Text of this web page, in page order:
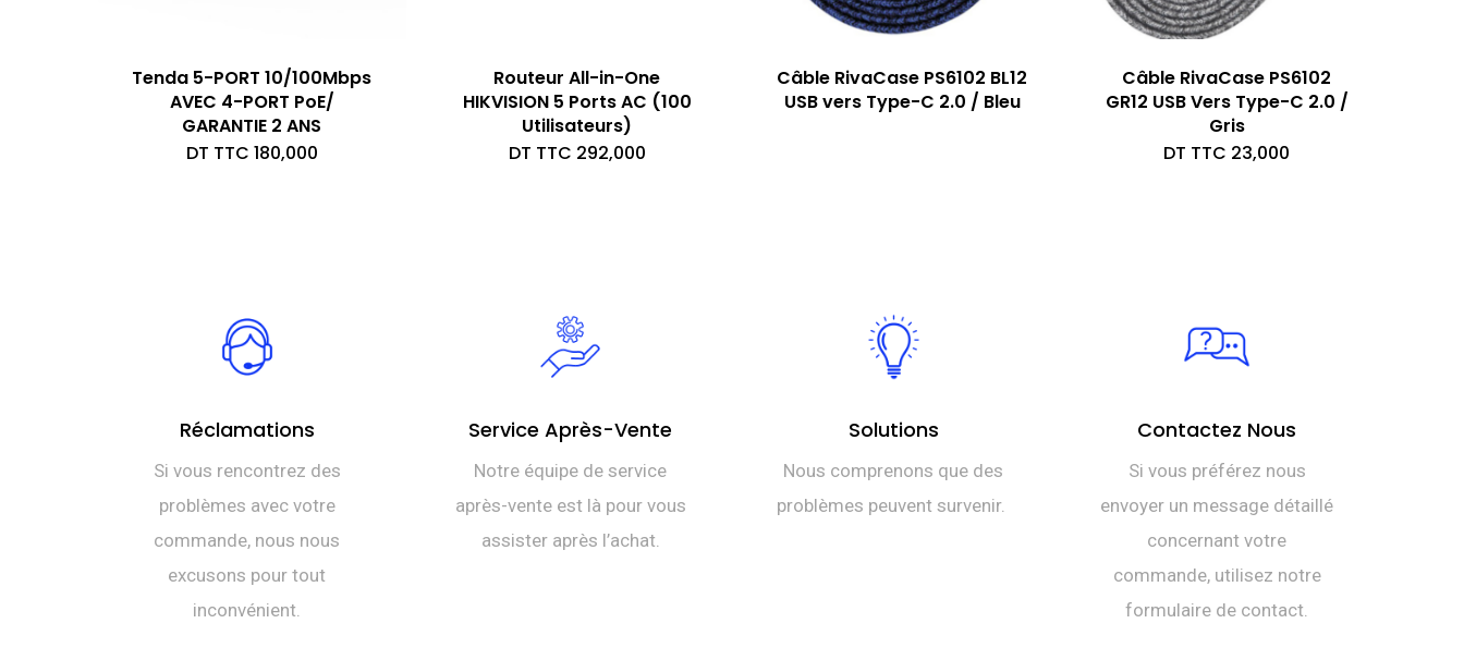
Tenda 5-PORT 10/100Mbps
AVEC 4-PORT PoE/
GARANTIE 2 ANS
DT TTC 180,000
Routeur All-in-One
HIKVISION 5 Ports AC (100
Utilisateurs)
DT TTC 292,000
Câble RivaCase PS6102 BL12
USB vers Type-C 2.0 / Bleu
Câble RivaCase PS6102
GR12 USB Vers Type-C 2.0 /
Gris
DT TTC 23,000
Réclamations
Si vous rencontrez des
problèmes avec votre
commande, nous nous
excusons pour tout
inconvénient.
Service Après-Vente
Notre équipe de service
après-vente est là pour vous
assister après l’achat.
Solutions
Nous comprenons que des
problèmes peuvent survenir.
Contactez Nous
Si vous préférez nous
envoyer un message détaillé
concernant votre
commande, utilisez notre
formulaire de contact.